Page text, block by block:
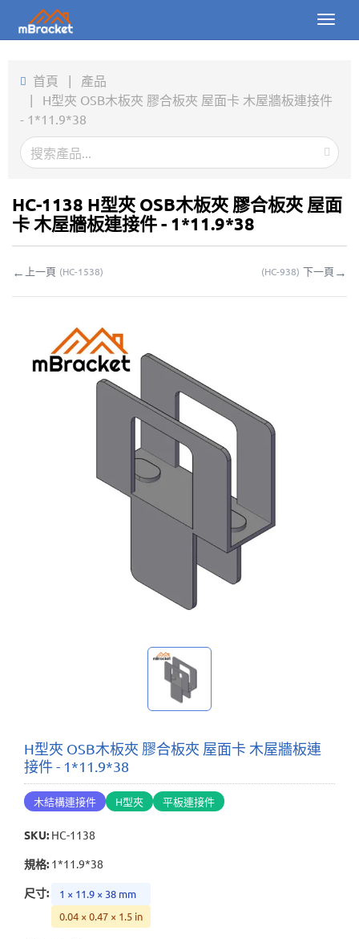
Toggle
產品
新聞
關於我們
下載
線上詢價
我的詢價
首頁 | 產品
| H型夾 OSB木板夾 膠合板夾 屋面卡 木屋牆板連接件
- 1*11.9*38
HC-1138 H型夾 OSB木板夾 膠合板夾 屋面
卡 木屋牆板連接件 - 1*11.9*38
← 上一頁 (HC-1538) (HC-938) 下一頁 →
H型夾 OSB木板夾 膠合板夾 屋面卡 木屋牆板連
接件 - 1*11.9*38
木結構連接件 H型夾 平板連接件
SKU: HC-1138
規格: 1*11.9*38
尺寸:
1 × 11.9 × 38 mm
0.04 × 0.47 × 1.5 in